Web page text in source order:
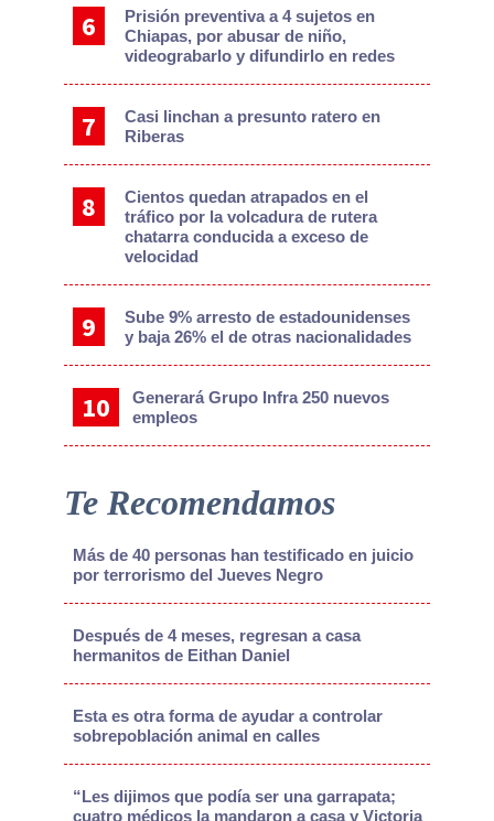
Prisión preventiva a 4 sujetos en
Chiapas, por abusar de niño,
videograbarlo y difundirlo en redes
Casi linchan a presunto ratero en
Riberas
Cientos quedan atrapados en el
tráfico por la volcadura de rutera
chatarra conducida a exceso de
velocidad
Sube 9% arresto de estadounidenses
y baja 26% el de otras nacionalidades
Generará Grupo Infra 250 nuevos
empleos
Te Recomendamos
Más de 40 personas han testificado en juicio
por terrorismo del Jueves Negro
Después de 4 meses, regresan a casa
hermanitos de Eithan Daniel
Esta es otra forma de ayudar a controlar
sobrepoblación animal en calles
“Les dijimos que podía ser una garrapata;
cuatro médicos la mandaron a casa y Victoria